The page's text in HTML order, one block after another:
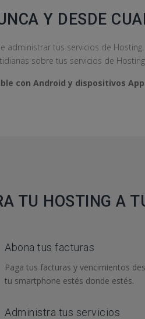
Y DESDE
tus servicios de
sobre tus servicios de
con Android y dispositivos
TU HOSTING A
Abona tus facturas
Paga tus facturas y vencimientos
tu smartphone estés donde estés.
Administra tus servicios